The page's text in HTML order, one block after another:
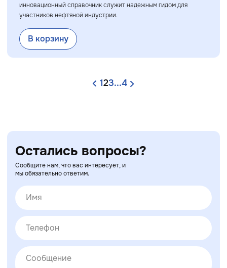
инновационный справочник служит надежным гидом для
участников нефтяной индустрии.
В корзину
123...4
Остались вопросы?
Сообщите нам, что вас интересует, и
мы обязательно ответим.